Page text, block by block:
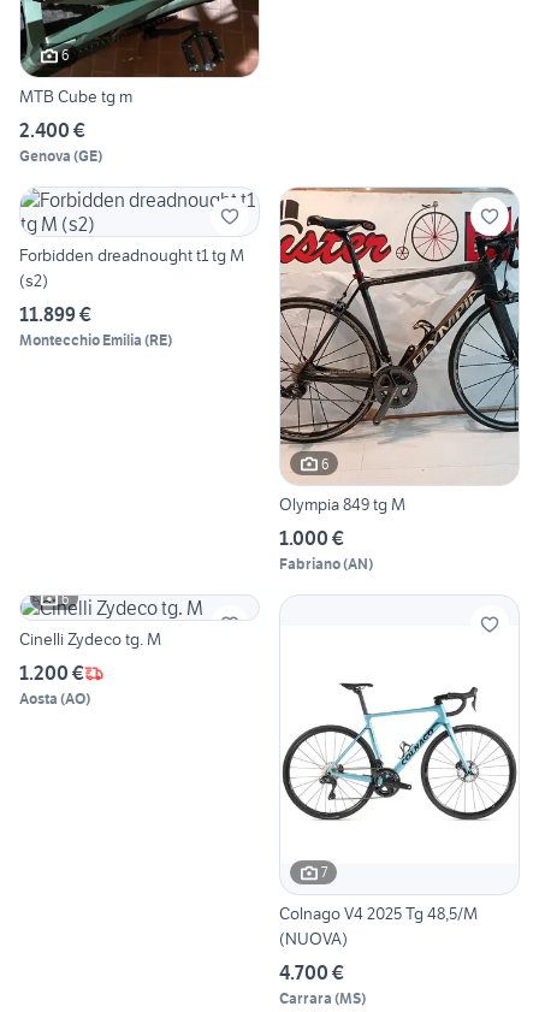
6
MTB Cube tg m
2.400 €
Genova (GE)
Forbidden dreadnought t1 tg M
(s2)
11.899 €
Montecchio Emilia (RE)
6
Olympia 849 tg M
1.000 €
Fabriano(AN)
6
Cinelli Zydeco tg. M
1.200 €
Aosta (AO)
7
Colnago V4 2025 Tg 48,5/M
(NUOVA)
4.700 €
Carrara (MS)